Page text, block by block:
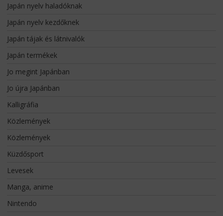
Japán nyelv haladóknak
Japán nyelv kezdőknek
Japán tájak és látnivalók
Japán termékek
Jo megint Japánban
Jo újra Japánban
Kalligráfia
Közlemények
Közlemények
Küzdősport
Levesek
Manga, anime
Nintendo